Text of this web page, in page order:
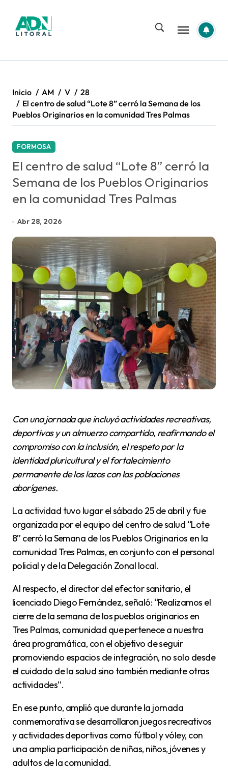
contenido
Inicio AM V
28
El centro de salud “Lote 8” cerró la Semana de los
Pueblos Originarios en la comunidad Tres Palmas
FORMOSA
El centro de salud “Lote 8” cerró la
Semana de los Pueblos Originarios
en la comunidad Tres Palmas
Abr 28, 2026
Con una jornada que incluyó actividades recreativas,
deportivas y un almuerzo compartido, reafirmando el
compromiso con la inclusión, el respeto por la
identidad pluricultural y el fortalecimiento
permanente de los lazos con las poblaciones
aborígenes.
La actividad tuvo lugar el sábado 25 de abril y fue
organizada por el equipo del centro de salud “Lote
8” cerró la Semana de los Pueblos Originarios en la
comunidad Tres Palmas, en conjunto con el personal
policial y de la Delegación Zonal local.
Al respecto, el director del efector sanitario, el
licenciado Diego Fernández, señaló: “Realizamos el
cierre de la semana de los pueblos originarios en
Tres Palmas, comunidad que pertenece a nuestra
área programática, con el objetivo de seguir
promoviendo espacios de integración, no solo desde
el cuidado de la salud sino también mediante otras
actividades”.
En ese punto, amplió que durante la jornada
conmemorativa se desarrollaron juegos recreativos
y actividades deportivas como fútbol y vóley, con
una amplia participación de niñas, niños, jóvenes y
adultos de la comunidad.